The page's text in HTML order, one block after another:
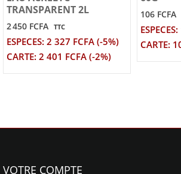
TRANSPARENT 2L
2 450 FCFA TTC
ESPECES: 2 327 FCFA (-5%)
CARTE: 2 401 FCFA (-2%)
106 FCFA
CARTE:
VOTRE COMPTE